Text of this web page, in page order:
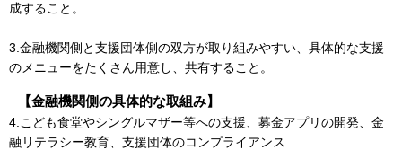
成すること。
3.金融機関側と支援団体側の双方が取り組みやすい、具体的な支援
のメニューをたくさん用意し、共有すること。
【金融機関側の具体的な取組み】
4.こども食堂やシングルマザー等への支援、募金アプリの開発、金
融リテラシー教育、支援団体のコンプライアンス